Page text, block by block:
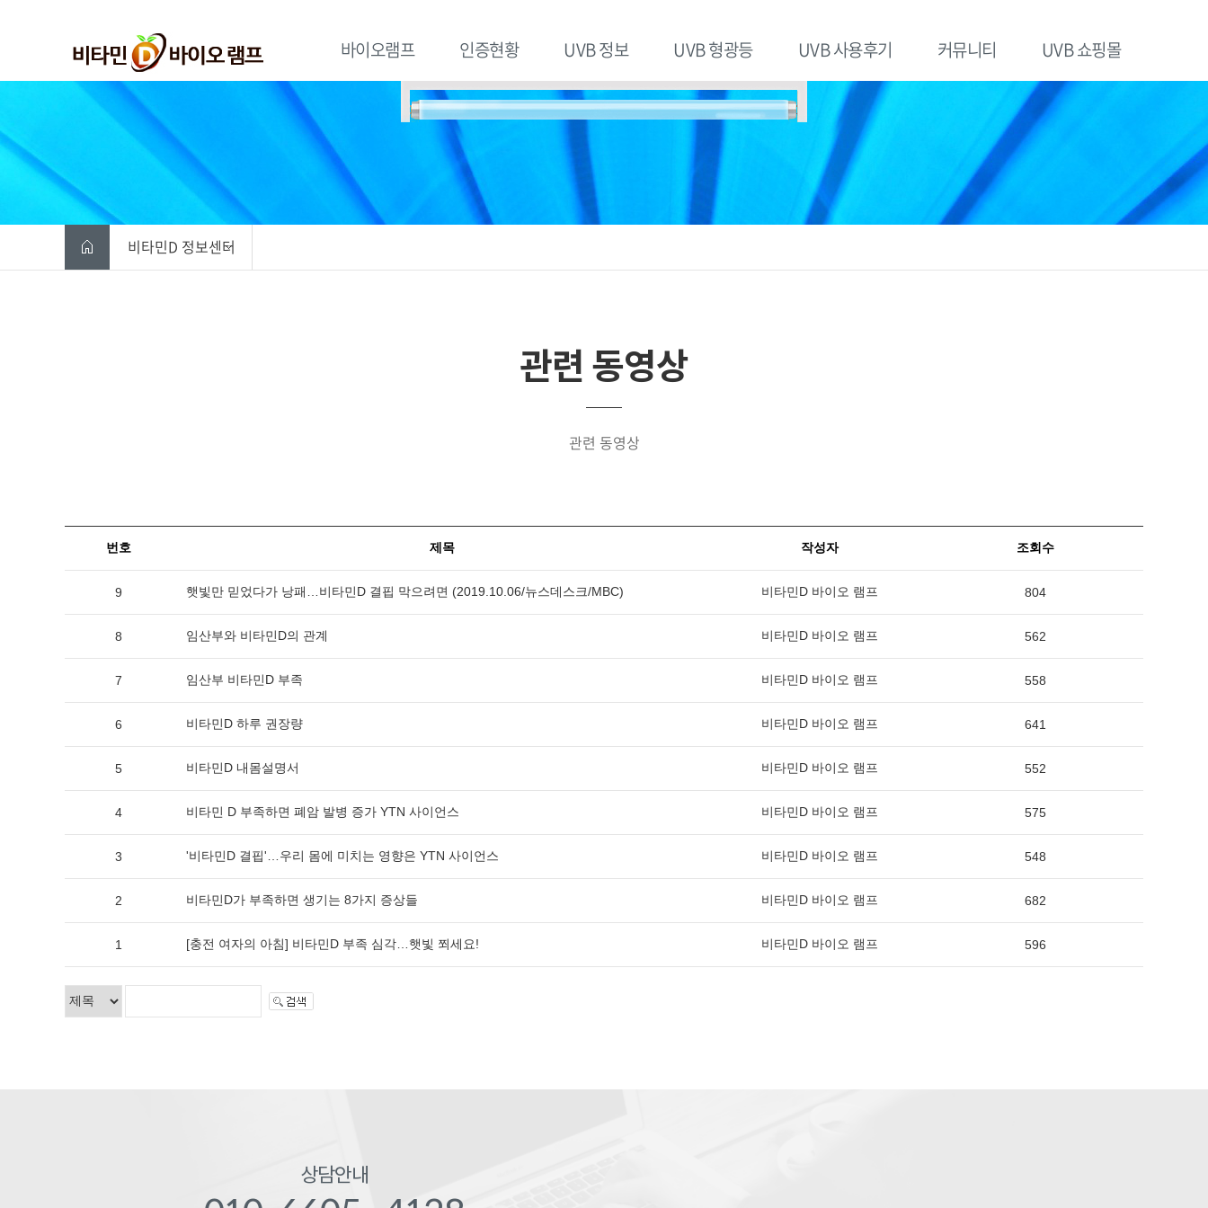
바이오램프 인증현황 UVB 정보 UVB 형광등 UVB 사용후기 커뮤니티 UVB 쇼핑몰
비타민D 정보센터
관련 동영상
관련 동영상
번호 제목 작성자 조회수
9 햇빛만 믿었다가 낭패…비타민D 결핍 막으려면 (2019.10.06/뉴스데스크/MBC) 비타민D 바이오 램프 804
8 임산부와 비타민D의 관계 비타민D 바이오 램프 562
7 임산부 비타민D 부족 비타민D 바이오 램프 558
6 비타민D 하루 권장량 비타민D 바이오 램프 641
5 비타민D 내몸설명서 비타민D 바이오 램프 552
4 비타민 D 부족하면 폐암 발병 증가 YTN 사이언스 비타민D 바이오 램프 575
3 '비타민D 결핍'…우리 몸에 미치는 영향은 YTN 사이언스 비타민D 바이오 램프 548
2 비타민D가 부족하면 생기는 8가지 증상들 비타민D 바이오 램프 682
1 [충전 여자의 아침] 비타민D 부족 심각…햇빛 쬐세요! 비타민D 바이오 램프 596
상담안내